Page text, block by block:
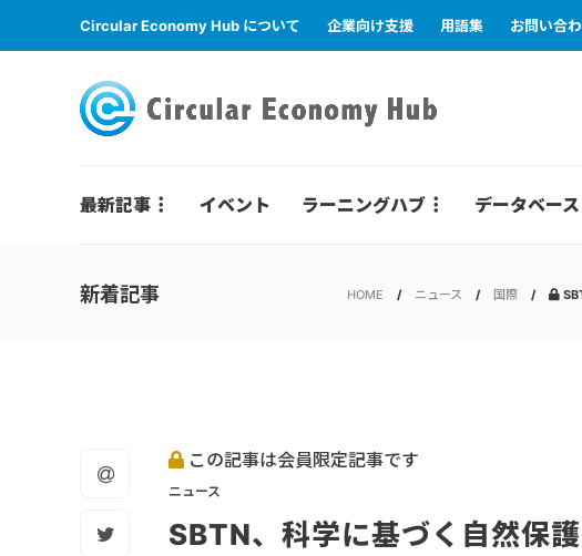
Circular Economy Hub について 企業向け支援 用語集 お問い合
最新記事 イベント ラーニングハブ データベース
新着記事 HOME ニュース 国際
この記事は会員限定記事です
ニュース
SBTN、科学に基づく自然保